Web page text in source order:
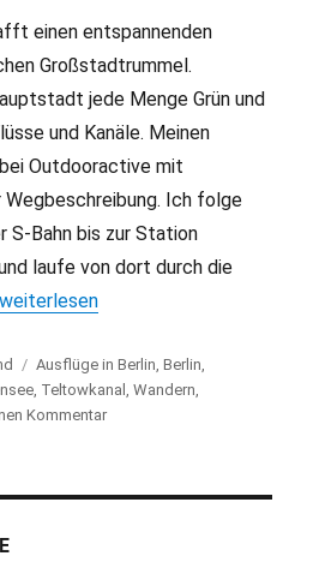
einen entspannenden
Großstadtrummel.
jede Menge Grün und
und Kanäle. Meinen
Outdooractive mit
Ich folge
S-Bahn bis zur Station
laufe von dort durch die
„Wandern in Berlin an der südlichen
weiterlesen
Schlagwörter
Ausflüge in Berlin ,Berlin
Teltowkanal ,Wandern
Kommentar